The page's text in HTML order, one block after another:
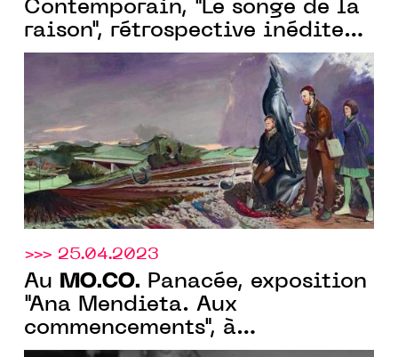
Contemporain, "Le songe de la
raison", rétrospective inédite
du peintre Neo rauch du 8.07
au 15.10.2023
>>> 25.04.2023
Au MO.CO. Panacée, exposition
"Ana Mendieta. Aux
commencements", à
Montpellier du 3.06 au